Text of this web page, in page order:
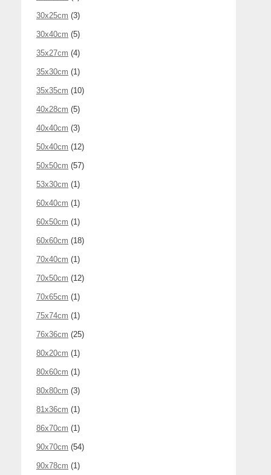
30x25cm (3)
30x40cm (5)
35x27cm (4)
35x30cm (1)
35x35cm (10)
40x28cm (5)
40x40cm (3)
50x40cm (12)
50x50cm (57)
53x30cm (1)
60x40cm (1)
60x50cm (1)
60x60cm (18)
70x40cm (1)
70x50cm (12)
70x65cm (1)
75x74cm (1)
76x36cm (25)
80x20cm (1)
80x60cm (1)
80x80cm (3)
81x36cm (1)
86x70cm (1)
90x70cm (54)
90x78cm (1)